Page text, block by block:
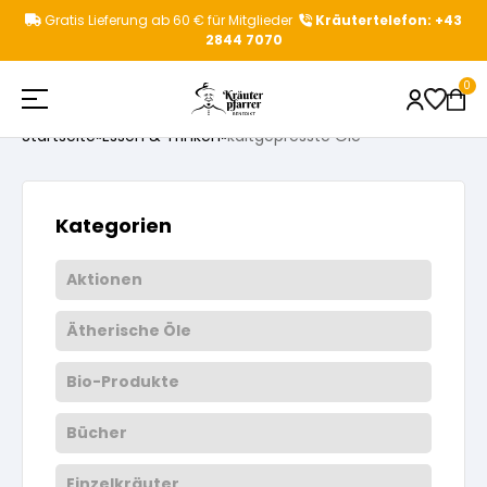
Zum
springen
Beliebte Suchbegriffe
Kategorievorschläge
Produktvorschläge
Shop
Aktionen
Kräutertees
Einzelkräuter
Kräuterpfarrer
Kräuterpfarrer Benedikt
Kräuterpfarrer Weidinger
Gesundheitstipps
News & Events
Gratis Lieferung ab 60 € für Mitglieder
Kräutertelefon: +43
2844 7070
0
kaltgepresste Öle
Startseite»Essen & Trinken»kaltgepresste Öle
Kategorien
Aktionen
Ätherische Öle
Bio-Produkte
Bücher